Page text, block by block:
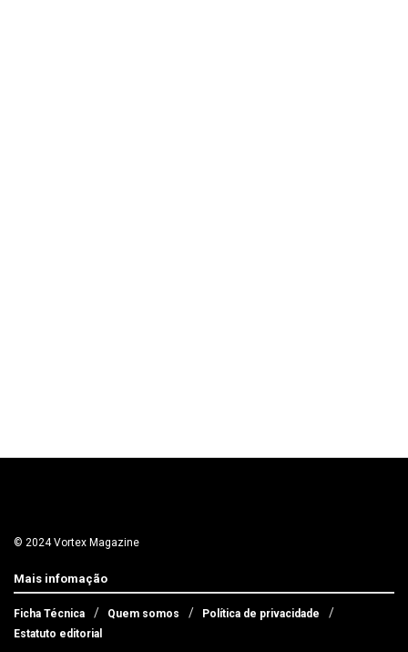
© 2024 Vortex Magazine
Mais infomação
Ficha Técnica Quem somos
Política de privacidade
Estatuto editorial